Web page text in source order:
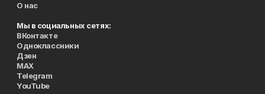
О нас
Мы в социальных сетях:
ВКонтакте
Одноклассники
Дзен
MAX
Telegram
YouTube